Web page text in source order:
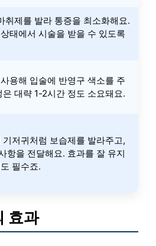
취제를 발라 통증을 최소화해요.
태에서 시술을 받을 수 있도록
용해 입술에 반영구 색소를 주
은 대략 1-2시간 정도 소요돼요.
저귀처럼 보습제를 발라주고,
항을 전달해요. 효과를 잘 유지
필수죠.
효과